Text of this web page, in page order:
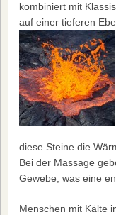
kombiniert mit
auf einer tieferen
diese Steine die
Bei der Massage
Gewebe, was eine
Menschen mit Kälte